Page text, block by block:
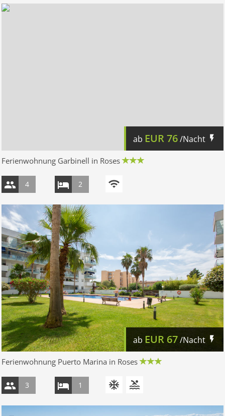
ab EUR76/Nacht
Ferienwohnung Garbinell in Roses
4 2
ab EUR 67/Nacht
Ferienwohnung Puerto Marina in Roses
3 1